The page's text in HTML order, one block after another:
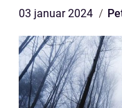
03 januar 2024